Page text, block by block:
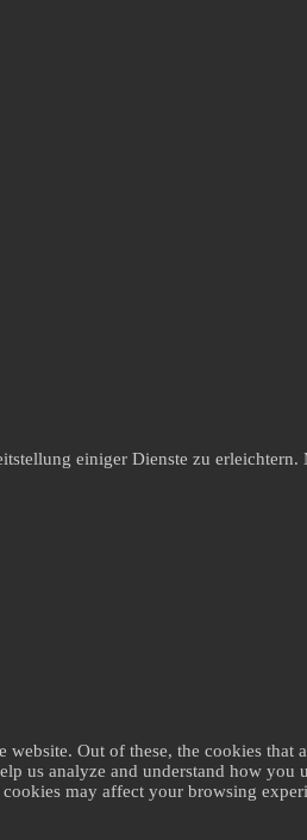
einiger Dienste zu
Out of these, the cookies that
us analyze and understand how
may affect your browsing